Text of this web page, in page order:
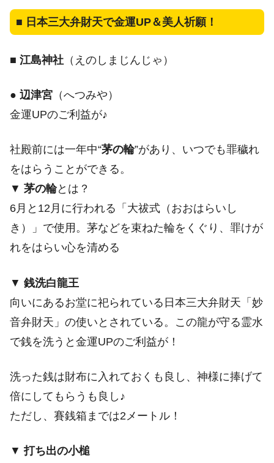
■ 日本三大弁財天で金運UP＆美人祈願！
■ 江島神社 （えのしまじんじゃ）
● 辺津宮 （へつみや）
金運UPのご利益が♪
社殿前には一年中“茅の輪”があり、いつでも罪穢れ
をはらうことができる。
▼ 茅の輪とは？
6月と12月に行われる「大祓式（おおはらいし
き）」で使用。茅などを束ねた輪をくぐり、罪けが
れをはらい心を清める
▼ 銭洗白龍王
向いにあるお堂に祀られている日本三大弁財天「妙
音弁財天」の使いとされている。この龍が守る霊水
で銭を洗うと金運UPのご利益が！
洗った銭は財布に入れておくも良し、神様に捧げて
倍にしてもらうも良し♪
ただし、賽銭箱までは2メートル！
▼打ち出の小槌